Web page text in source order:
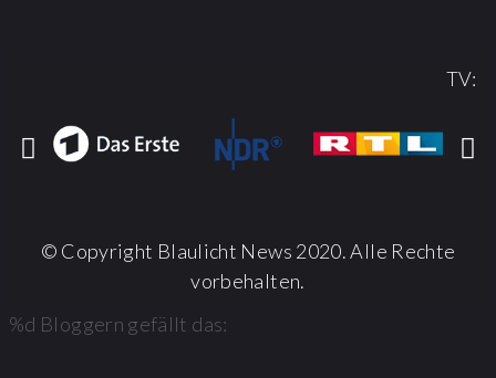
TV:
© Copyright Blaulicht News 2020. Alle Rechte
vorbehalten.
%d Bloggern gefällt das: